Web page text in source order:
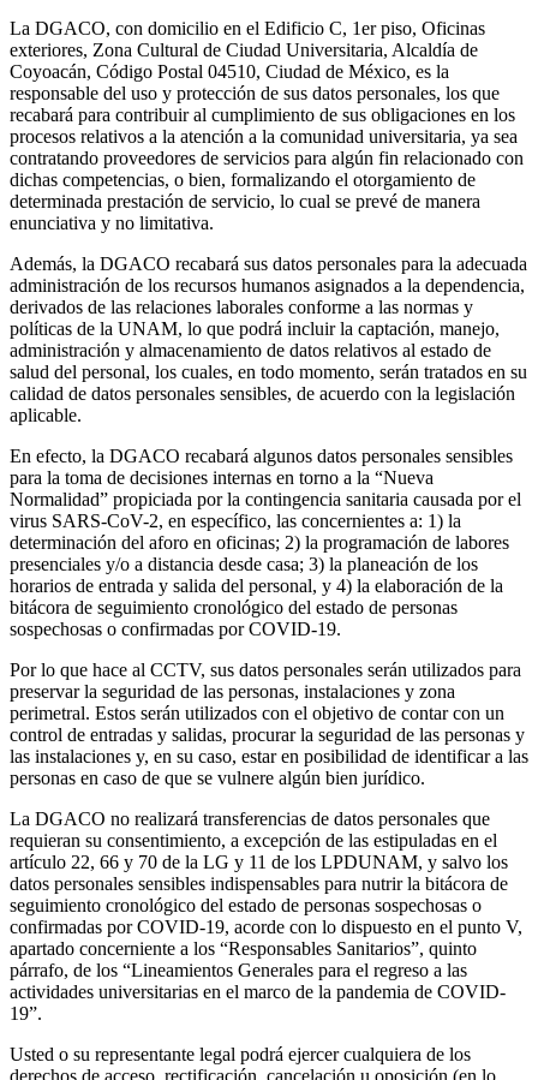
La DGACO, con domicilio en el Edificio C, 1er piso, Oficinas
exteriores, Zona Cultural de Ciudad Universitaria, Alcaldía de
Coyoacán, Código Postal 04510, Ciudad de México, es la
responsable del uso y protección de sus datos personales, los que
recabará para contribuir al cumplimiento de sus obligaciones en los
procesos relativos a la atención a la comunidad universitaria, ya sea
contratando proveedores de servicios para algún fin relacionado con
dichas competencias, o bien, formalizando el otorgamiento de
determinada prestación de servicio, lo cual se prevé de manera
enunciativa y no limitativa.
Además, la DGACO recabará sus datos personales para la adecuada
administración de los recursos humanos asignados a la dependencia,
derivados de las relaciones laborales conforme a las normas y
políticas de la UNAM, lo que podrá incluir la captación, manejo,
administración y almacenamiento de datos relativos al estado de
salud del personal, los cuales, en todo momento, serán tratados en su
calidad de datos personales sensibles, de acuerdo con la legislación
aplicable.
En efecto, la DGACO recabará algunos datos personales sensibles
para la toma de decisiones internas en torno a la “Nueva
Normalidad” propiciada por la contingencia sanitaria causada por el
virus SARS-CoV-2, en específico, las concernientes a: 1) la
determinación del aforo en oficinas; 2) la programación de labores
presenciales y/o a distancia desde casa; 3) la planeación de los
horarios de entrada y salida del personal, y 4) la elaboración de la
bitácora de seguimiento cronológico del estado de personas
sospechosas o confirmadas por COVID-19.
Por lo que hace al CCTV, sus datos personales serán utilizados para
preservar la seguridad de las personas, instalaciones y zona
perimetral. Estos serán utilizados con el objetivo de contar con un
control de entradas y salidas, procurar la seguridad de las personas y
las instalaciones y, en su caso, estar en posibilidad de identificar a las
personas en caso de que se vulnere algún bien jurídico.
La DGACO no realizará transferencias de datos personales que
requieran su consentimiento, a excepción de las estipuladas en el
artículo 22, 66 y 70 de la LG y 11 de los LPDUNAM, y salvo los
datos personales sensibles indispensables para nutrir la bitácora de
seguimiento cronológico del estado de personas sospechosas o
confirmadas por COVID-19, acorde con lo dispuesto en el punto V,
apartado concerniente a los “Responsables Sanitarios”, quinto
párrafo, de los “Lineamientos Generales para el regreso a las
actividades universitarias en el marco de la pandemia de COVID-
19”.
Usted o su representante legal podrá ejercer cualquiera de los